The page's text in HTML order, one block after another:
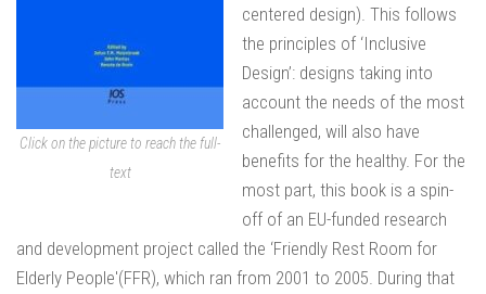
Click on the picture to reach the full-
text
centered design). This follows
the principles of ‘Inclusive
Design’: designs taking into
account the needs of the most
challenged, will also have
benefits for the healthy. For the
most part, this book is a spin-
off of an EU-funded research
and development project called the ‘Friendly Rest Room for
Elderly People'(FFR), which ran from 2001 to 2005. During that